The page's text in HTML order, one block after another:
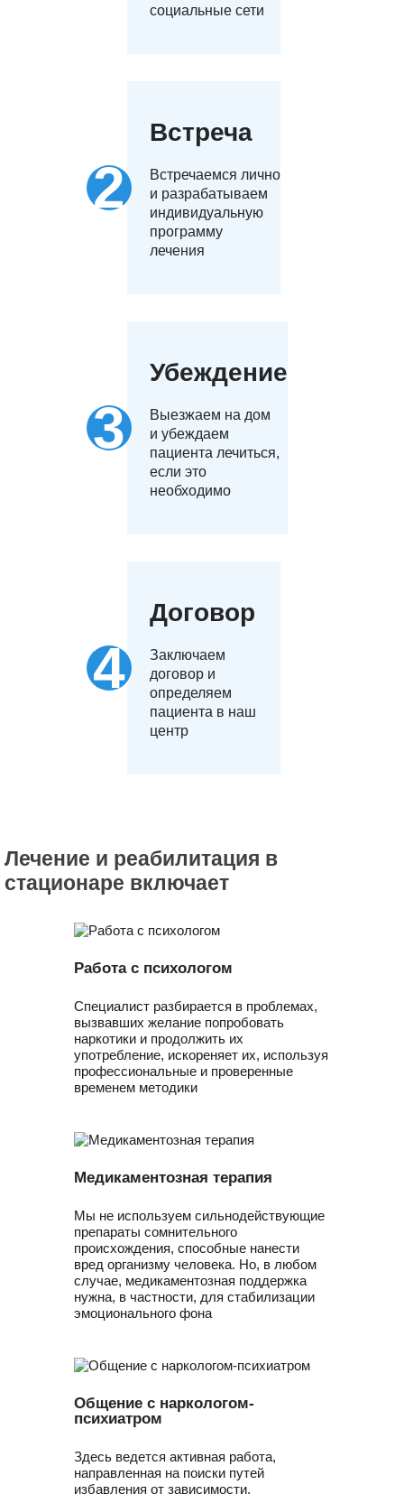
социальные сети
Встреча
Встречаемся лично
и разрабатываем
индивидуальную
программу
лечения
Убеждение
Выезжаем на дом
и убеждаем
пациента лечиться,
если это
необходимо
Договор
Заключаем
договор и
определяем
пациента в наш
центр
Лечение и реабилитация в
стационаре включает
Работа с психологом
Специалист разбирается в проблемах,
вызвавших желание попробовать
наркотики и продолжить их
употребление, искореняет их, используя
профессиональные и проверенные
временем методики
Медикаментозная терапия
Мы не используем сильнодействующие
препараты сомнительного
происхождения, способные нанести
вред организму человека. Но, в любом
случае, медикаментозная поддержка
нужна, в частности, для стабилизации
эмоционального фона
Общение с наркологом-
психиатром
Здесь ведется активная работа,
направленная на поиски путей
избавления от зависимости,